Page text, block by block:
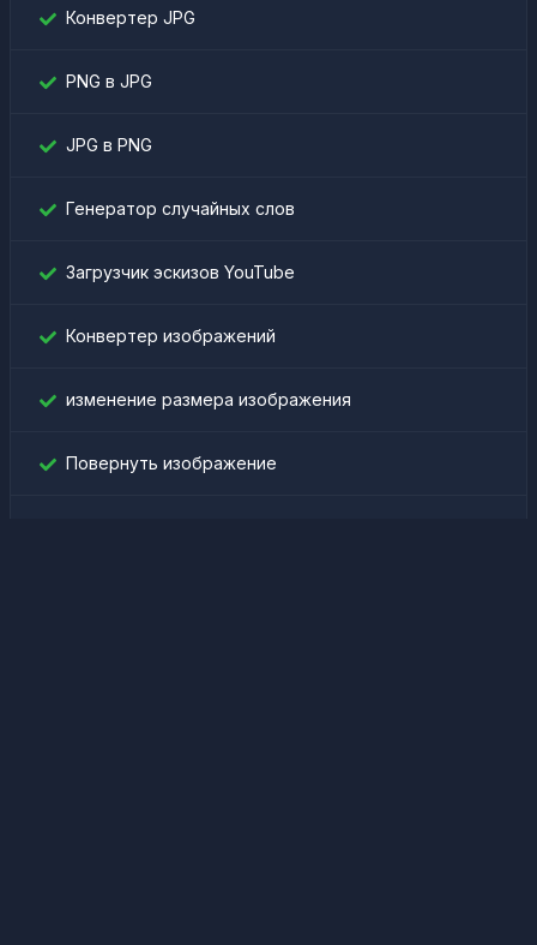
Конвертер JPG
PNG в JPG
JPG в PNG
Генератор случайных слов
Загрузчик эскизов YouTube
Конвертер изображений
изменение размера изображения
Повернуть изображение